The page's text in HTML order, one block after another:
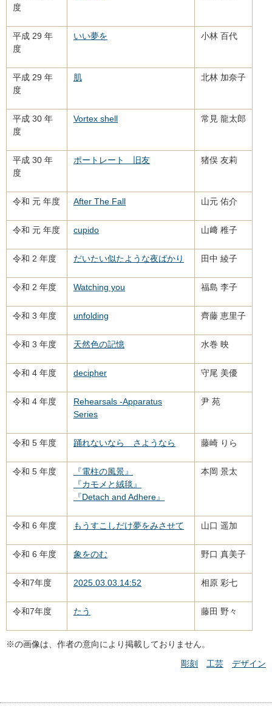
度
平成 29 年
度
いい夢を 小林 百代
平成 29 年
度
肌 北林 加奈子
平成 30 年
度
Vortex shell 常見 龍太郎
平成 30 年
度
ポートレート 旧友 猪俣 友莉
令和 元 年度 After The Fall 山元 佑介
令和 元 年度 cupido 山﨑 稚子
令和 2 年度 だいたい似たような夜ばかり 田中 綾子
令和 2 年度 Watching you 福島 李子
令和 3 年度 unfolding 齊藤 恵里子
令和 3 年度 天然色の記憶 水巻 映
令和 4 年度 decipher 守尾 美優
令和 4 年度
Rehearsals -Apparatus
Series
尹 苑
令和 5 年度 踊れないなら さようなら 藤崎 りら
令和 5 年度
『電柱の風景』
『カモメと絨毯』
『Detach and Adhere』
本岡 景太
令和 6 年度 もうすこしだけ夢をみさせて 山口 遥加
令和 6 年度 象をのむ 野口 真美子
令和7年度 2025.03.03.14:52 相原 彩七
令和7年度 たう 藤田 野々
※の画像は、作者の意向により掲載しておりません。
彫刻
工芸 デザイン